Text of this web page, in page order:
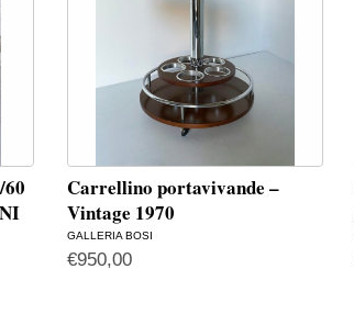
Carrellino portavivande –
Vintage 1970
GALLERIA BOSI
€950,00